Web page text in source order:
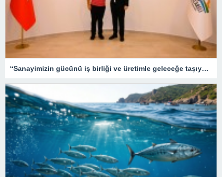
“Sanayimizin gücünü iş birliği ve üretimle geleceğe taşıyoruz”